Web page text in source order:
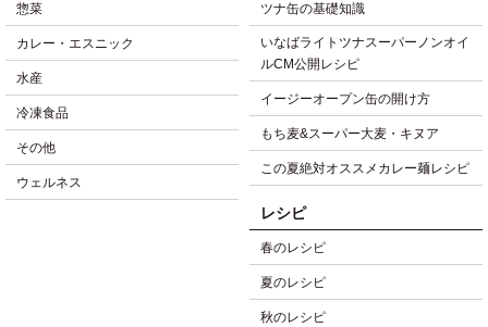
惣菜
カレー・エスニック
水産
冷凍食品
その他
ウェルネス
ツナ缶の基礎知識
いなばライトツナスーパーノンオイ
ルCM公開レシピ
イージーオープン缶の開け方
もち麦&スーパー大麦・キヌア
この夏絶対オススメカレー麺レシピ
レシピ
春のレシピ
夏のレシピ
秋のレシピ